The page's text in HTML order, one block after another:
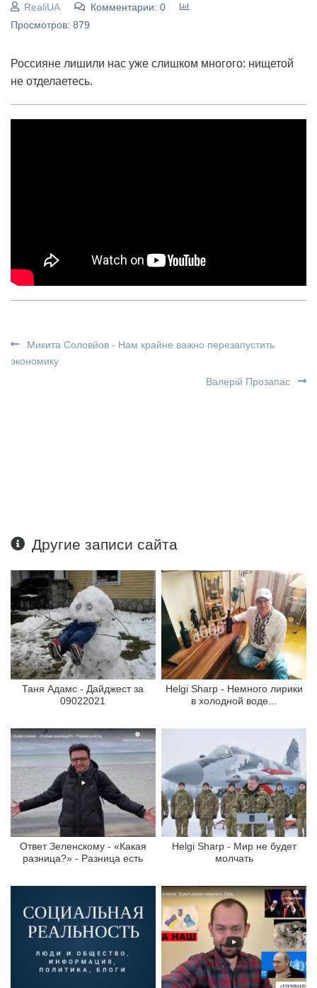
RealiUA
Комментарии: 0
Просмотров: 879
Россияне лишили нас уже слишком многого: нищетой
не отделаетесь.
Микита Соловйов - Нам крайне важно перезапустить
экономику
Валерій Прозапас
Другие записи сайта
Таня Адамс - Дайджест за
09022021
Helgi Sharp - Немного лирики
в холодной воде...
Ответ Зеленскому - «Какая
разница?» - Разница есть
Helgi Sharp - Мир не будет
молчать